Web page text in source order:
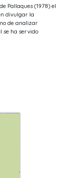
Pallaques (1978) el
divulgar la
de analizar
se ha servido